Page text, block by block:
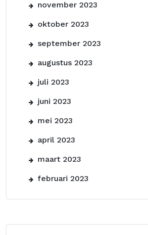
november 2023
oktober 2023
september 2023
augustus 2023
juli 2023
juni 2023
mei 2023
april 2023
maart 2023
februari 2023